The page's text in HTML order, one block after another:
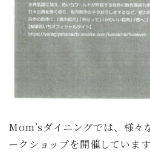
Mom’sダイニングでは、様々
ークショップを開催しています